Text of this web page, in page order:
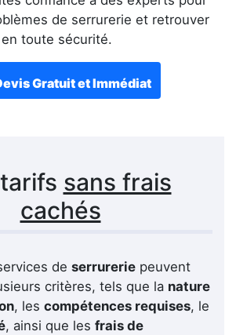
de serrurerie et retrouver
toute sécurité.
Gratuit et Immédiat
sans frais
cachés
de serrurerie peuvent
critères, tels que la nature
, les compétences requises, le
, ainsi que les frais de